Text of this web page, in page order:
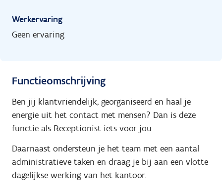
Werkervaring
Geen ervaring
Functieomschrijving
Ben jij klantvriendelijk, georganiseerd en haal je
energie uit het contact met mensen? Dan is deze
functie als Receptionist iets voor jou.
Daarnaast ondersteun je het team met een aantal
administratieve taken en draag je bij aan een vlotte
dagelijkse werking van het kantoor.